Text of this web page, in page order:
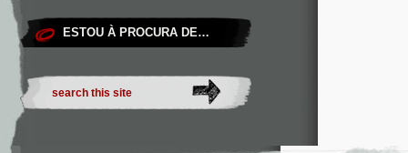
ESTOU À PROCURA DE…